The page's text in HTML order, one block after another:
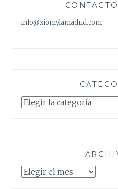
info@xiomylamadrid.com
Categorías
Archivos